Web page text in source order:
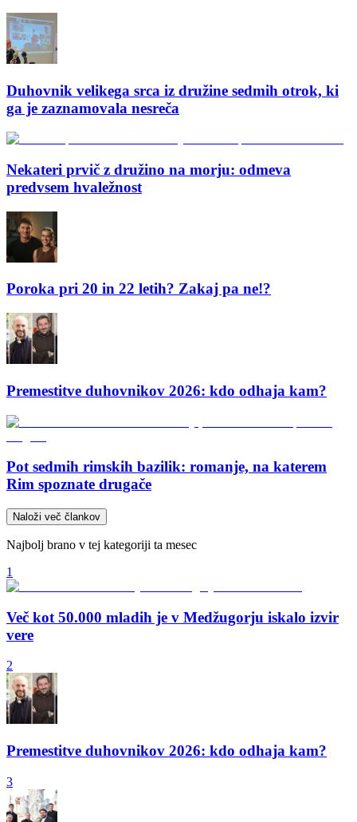
Duhovnik velikega srca iz družine sedmih otrok, ki
ga je zaznamovala nesreča
Nekateri prvič z družino na morju: odmeva
predvsem hvaležnost
Poroka pri 20 in 22 letih? Zakaj pa ne!?
Premestitve duhovnikov 2026: kdo odhaja kam?
Pot sedmih rimskih bazilik: romanje, na katerem
Rim spoznate drugače
Naloži več člankov
Najbolj brano v tej kategoriji ta mesec
1
Več kot 50.000 mladih je v Medžugorju iskalo izvir
vere
2
Premestitve duhovnikov 2026: kdo odhaja kam?
3